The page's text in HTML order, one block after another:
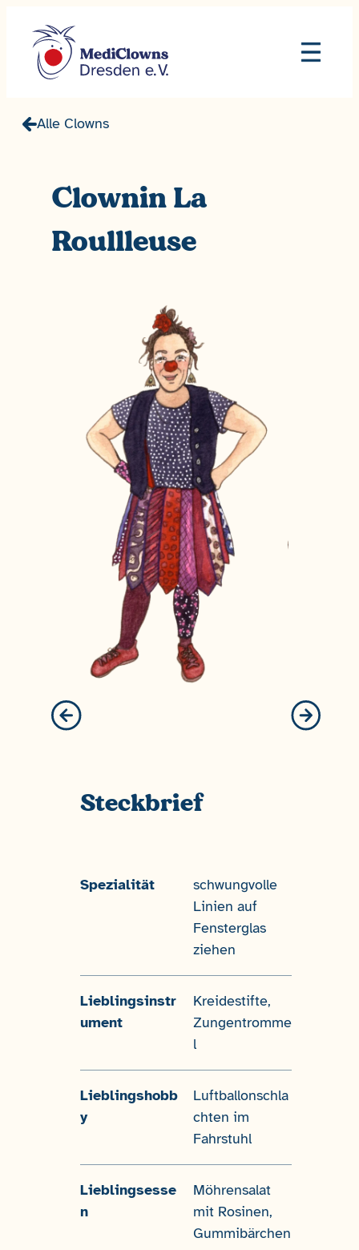
Inhalt
springen
Alle Clowns
Clownin La
Roullleuse
Steckbrief
Spezialität
schwungvolle
Linien auf
Fensterglas
ziehen
Lieblingsinstr
ument
Kreidestifte,
Zungentromme
l
Lieblingshobb
y
Luftballonschla
chten im
Fahrstuhl
Lieblingsesse
n
Möhrensalat
mit Rosinen,
Gummibärchen